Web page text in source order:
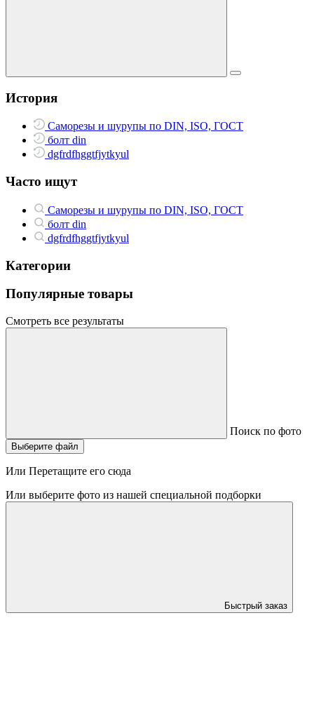
История
Саморезы и шурупы по DIN, ISO, ГОСТ
болт din
dgfrdfhggtfjytkyul
Часто ищут
Саморезы и шурупы по DIN, ISO, ГОСТ
болт din
dgfrdfhggtfjytkyul
Категории
Популярные товары
Смотреть все результаты
Поиск по фото
Выберите файл
Или Перетащите его сюда
Или выберите фото из нашей специальной подборки
Быстрый заказ